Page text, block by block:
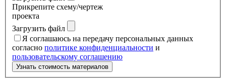
Прикрепите схему/чертеж
проекта
Загрузить файл
Я соглашаюсь на передачу персональных данных
согласно политике конфиденциальности и
пользовательскому соглашению
Узнать стоимость материалов